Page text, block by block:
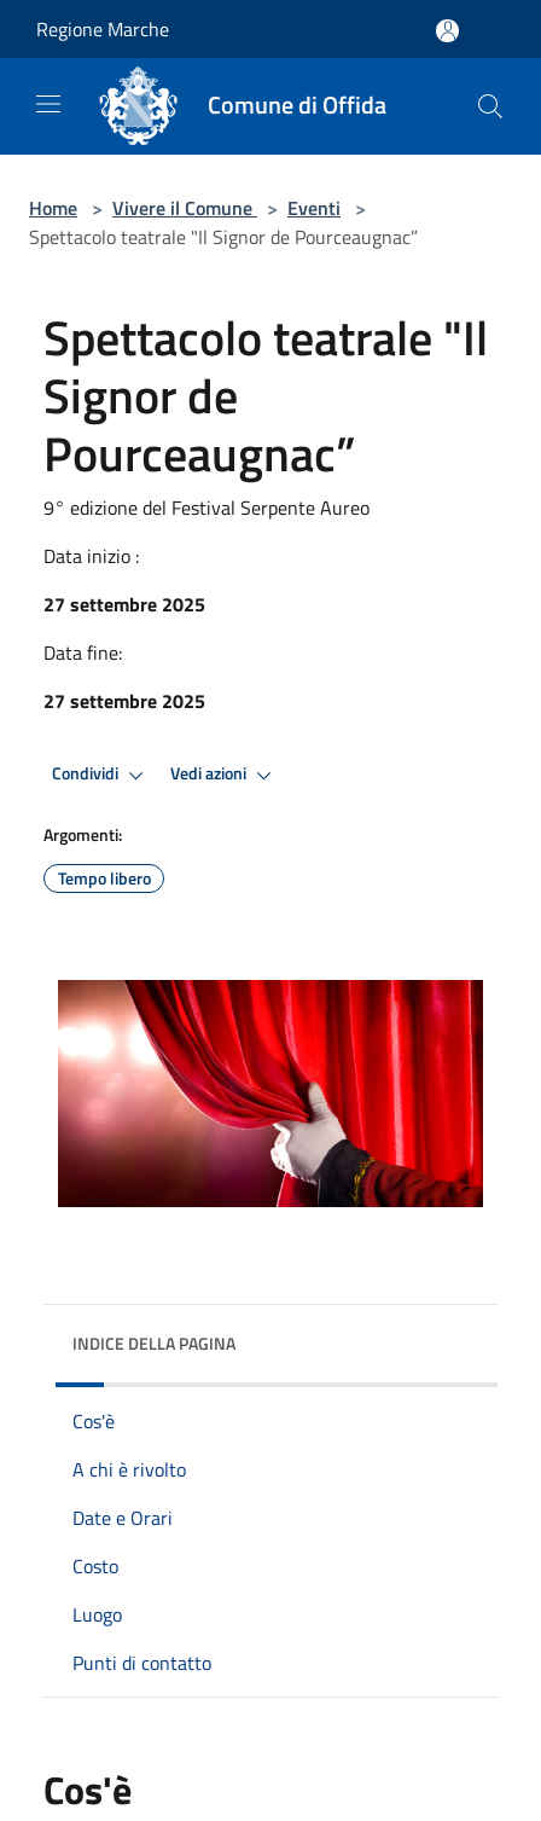
Regione Marche
Comune di Offida
Home > Vivere il Comune > Eventi >
Spettacolo teatrale "Il Signor de Pourceaugnac”
Spettacolo teatrale "Il
Signor de
Pourceaugnac”
9° edizione del Festival Serpente Aureo
Data inizio :
27 settembre 2025
Data fine:
27 settembre 2025
Condividi Vedi azioni
Argomenti:
Tempo libero
INDICE DELLA PAGINA
Cos'è
A chi è rivolto
Date e Orari
Costo
Luogo
Punti di contatto
Cos'è